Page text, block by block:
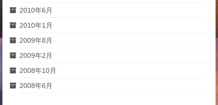
2010年6月
2010年1月
2009年8月
2009年2月
2008年10月
2008年6月